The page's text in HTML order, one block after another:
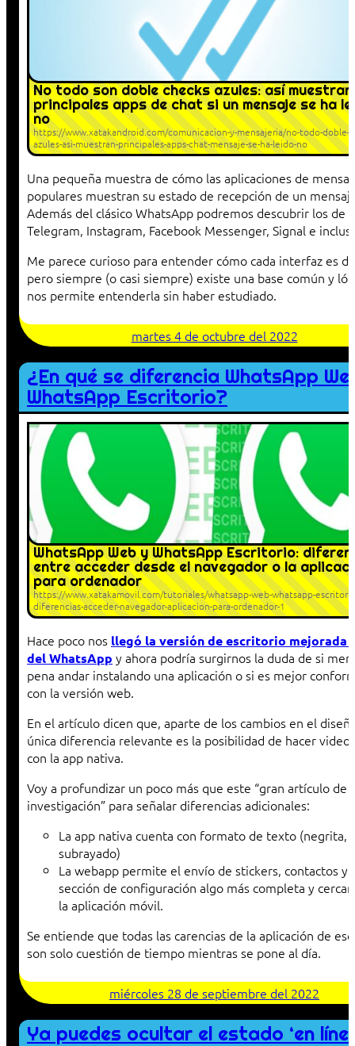
No todo son doble checks azules: así
principales apps de chat si un mensaje se ha
no
https://www.xatakandroid.com/comunicacion-y-mensajeria/no-todo-doble-
azules-asi-muestran-principales-apps-chat-mensaje-se-ha-leido-no
Una pequeña muestra de cómo las aplicaciones de
populares muestran su estado de recepción de un
Además del clásico WhatsApp podremos descubrir los de
Telegram, Instagram, Facebook Messenger, Signal e
Me parece curioso para entender cómo cada interfaz es
pero siempre (o casi siempre) existe una base común y
nos permite entenderla sin haber estudiado.
martes 4 de octubre del 2022
¿En qué se diferencia WhatsApp
WhatsApp Escritorio?
WhatsApp Web y WhatsApp Escritorio:
entre acceder desde el navegador o la
para ordenador
https://www.xatakamovil.com/tutoriales/whatsapp-web-whatsapp-
diferencias-acceder-navegador-aplicacion-para-ordenador-1
Hace poco nos llegó la versión de escritorio mejorada
del WhatsApp y ahora podría surgirnos la duda de si
pena andar instalando una aplicación o si es mejor
con la versión web.
En el artículo dicen que, aparte de los cambios en el
única diferencia relevante es la posibilidad de hacer
con la app nativa.
Voy a profundizar un poco más que este “gran artículo de
investigación” para señalar diferencias adicionales:
La app nativa cuenta con formato de texto (negrita,
subrayado)
La webapp permite el envío de stickers, contactos y
sección de configuración algo más completa y
la aplicación móvil.
Se entiende que todas las carencias de la aplicación de
son solo cuestión de tiempo mientras se pone al día.
miércoles 28 de septiembre del 2022
Ya puedes ocultar el estado ‘en